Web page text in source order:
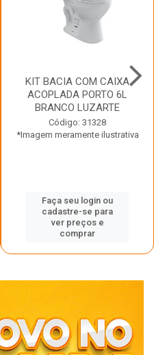
KIT BACIA COM CAIXA
ACOPLADA PORTO 6L
BRANCO LUZARTE
Código: 31328
*Imagem meramente ilustrativa
Faça seu login ou
cadastre-se para
ver preços e
comprar